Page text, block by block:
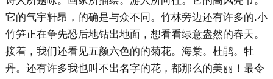
它的气宇轩昂，的确是与众不同。竹林旁边还有许多的.小
竹笋正在争先恐后地钻出地面，想看看绿意盎然的春天。
接着，我们还看见五颜六色的的菊花。海棠。杜鹃。牡
丹。还有许多我也叫不出名字的花，都那么的美丽！最令